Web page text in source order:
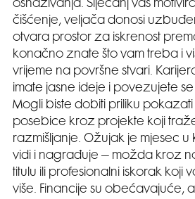
osnaživanja. Siječanj vas
čišćenje, veljača donosi
otvara prostor za iskrenost
konačno znate što vam treba i
vrijeme na površne stvari.
imate jasne ideje i povezujete se
Mogli biste dobiti priliku pokazati
posebice kroz projekte koji
razmišljanje. Ožujak je mjesec u
vidi i nagrađuje – možda kroz
titulu ili profesionalni iskorak koji
više. Financije su obećavajuće,